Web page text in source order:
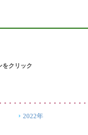
をクリック
2022年